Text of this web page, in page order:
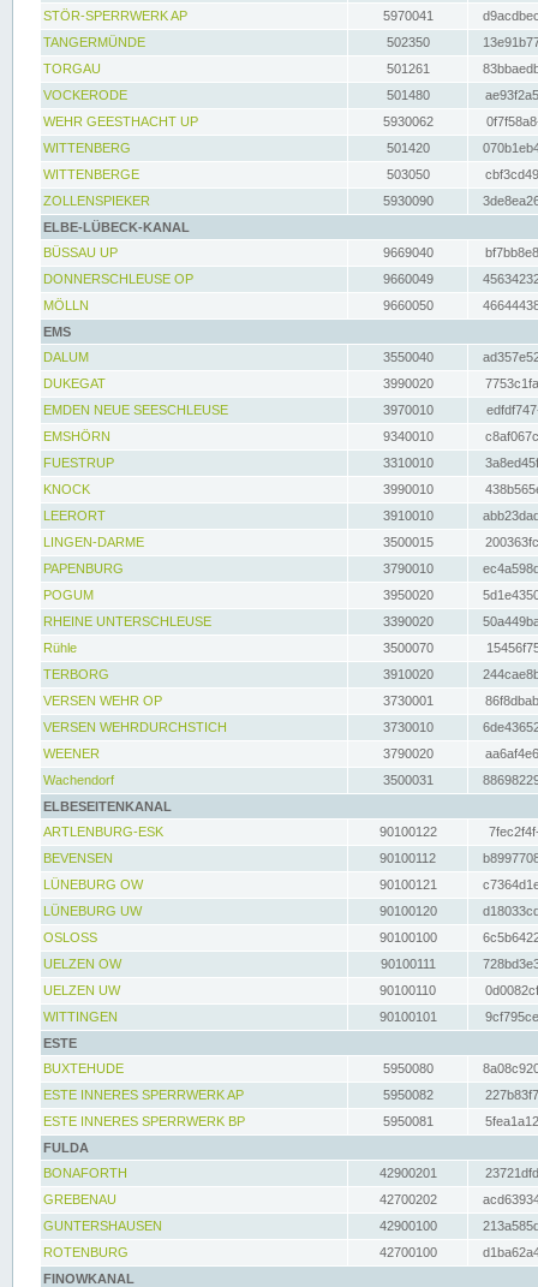
STÖR-SPERRWERK AP 5970041
TANGERMÜNDE
502350
TORGAU
501261
VOCKERODE
501480
WEHR GEESTHACHT UP
5930062
WITTENBERG
501420
WITTENBERGE
503050
ZOLLENSPIEKER
5930090
ELBE-LÜBECK-KANAL
BÜSSAU UP
9669040
DONNERSCHLEUSE OP
9660049
MÖLLN
9660050
EMS
DALUM
3550040
DUKEGAT
3990020
EMDEN NEUE SEESCHLEUSE
3970010
EMSHÖRN
9340010
FUESTRUP
3310010
KNOCK
3990010
LEERORT
3910010
LINGEN-DARME
3500015
PAPENBURG
3790010
POGUM
3950020
RHEINE UNTERSCHLEUSE
3390020
Rühle
3500070
TERBORG
3910020
VERSEN WEHR OP
3730001
VERSEN WEHRDURCHSTICH
3730010
WEENER
3790020
Wachendorf
3500031
ELBESEITENKANAL
ARTLENBURG-ESK
90100122
BEVENSEN
90100112
LÜNEBURG OW
90100121
LÜNEBURG UW
90100120
OSLOSS
90100100
UELZEN OW
90100111
UELZEN UW
90100110
WITTINGEN
90100101
ESTE
BUXTEHUDE
5950080
ESTE INNERES SPERRWERK AP
5950082
ESTE INNERES SPERRWERK BP
5950081
FULDA
BONAFORTH
42900201
GREBENAU
42700202
GUNTERSHAUSEN
42900100
ROTENBURG
42700100
FINOWKANAL